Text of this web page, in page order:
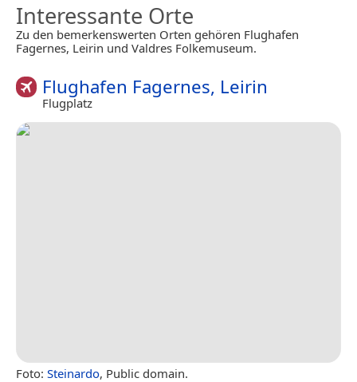
Interessante Orte
Zu den bemerkenswerten Orten gehören Flughafen
Fagernes, Leirin und Valdres Folkemuseum.
Flughafen Fagernes, Leirin
Flugplatz
Foto: Steinardo, Public domain.